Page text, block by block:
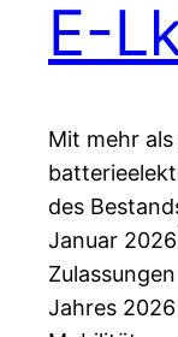
E-
Mit mehr
des
Januar
Jahres